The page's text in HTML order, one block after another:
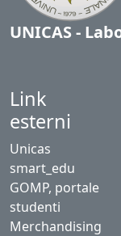
UNICAS -
Link
esterni
Unicas
smart_edu
GOMP, portale
studenti
Merchandising